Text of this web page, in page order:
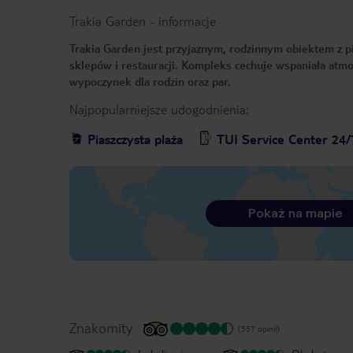
Trakia Garden - informacje
Trakia Garden jest przyjaznym, rodzinnym obiektem z
sklepów i restauracji. Kompleks cechuje wspaniała
wypoczynek dla rodzin oraz par.
Najpopularniejsze udogodnienia:
Piaszczysta plaża
TUI Service Center
Pokaż na mapie
Znakomity (557 opinii)